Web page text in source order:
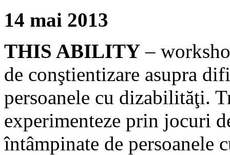
14 mai 2013
THIS ABILITY –
de conştientizare asupra
persoanele cu dizabilităţi.
experimenteze prin jocuri
întâmpinate de